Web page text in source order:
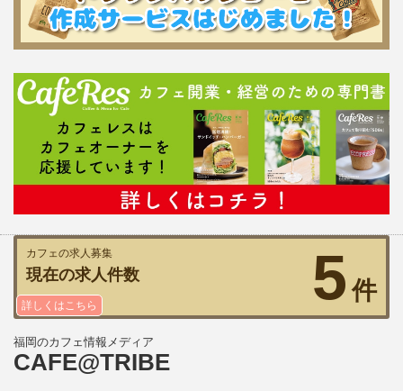
カフェの求人募集
現在の求人件数 5 件
詳しくはこちら
福岡のカフェ情報メディア
CAFE@TRIBE